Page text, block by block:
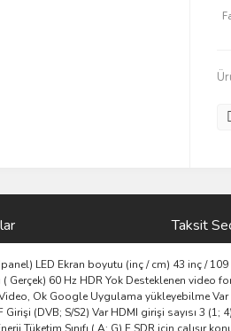
Taksit
LED Ekran boyutu (inç / cm) 43 inç /
( Gerçek) 60 Hz HDR Yok Desteklenen
Ok Google Uygulama yükleyebilme Var
(DVB; S/S2) Var HDMI girişi sayısı 3
Tüketim Sınıfı ( A; G) F SDR için çalışır